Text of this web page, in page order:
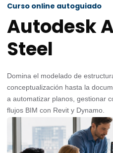
Curso online autoguiado
Autodesk
Steel
Domina el modelado de
conceptualización hasta la
a automatizar planos, gestionar
flujos BIM con Revit y Dynamo.